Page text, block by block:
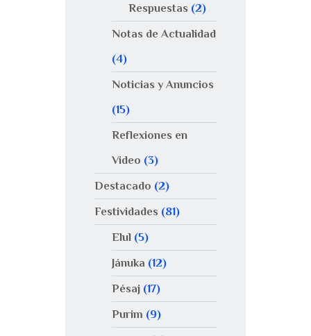
Respuestas (2)
Notas de Actualidad
(4)
Noticias y Anuncios
(15)
Reflexiones en
Video (3)
Destacado (2)
Festividades (81)
Elul(5)
Jánuka (12)
Pésaj(17)
Purim (9)